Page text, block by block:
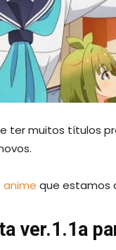
ter muitos títulos
que estamos
ver.1.1a